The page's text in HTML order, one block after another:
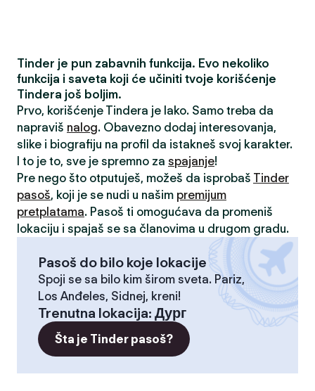
Tinder je pun zabavnih funkcija. Evo nekoliko
funkcija i saveta koji će učiniti tvoje korišćenje
Tindera još boljim.
Prvo, korišćenje Tindera je lako. Samo treba da
napraviš nalog. Obavezno dodaj interesovanja,
slike i biografiju na profil da istakneš svoj karakter.
I to je to, sve je spremno za spajanje!
Pre nego što otputuješ, možeš da isprobaš Tinder
pasoš, koji je se nudi u našim premijum
pretplatama. Pasoš ti omogućava da promeniš
lokaciju i spajaš se sa članovima u drugom gradu.
Pasoš do bilo koje lokacije
Spoji se sa bilo kim širom sveta. Pariz,
Los Anđeles, Sidnej, kreni!
Trenutna lokacija: Дург
Šta je Tinder pasoš?